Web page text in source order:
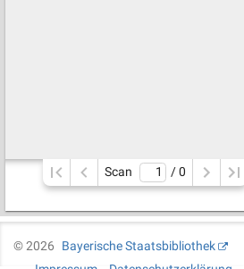
Scan / 0
©2026
Bayerische Staatsbibliothek